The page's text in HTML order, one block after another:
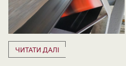
ЧИТАТИ ДАЛІ